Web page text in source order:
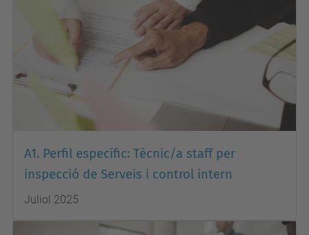
A1. Perfil específic: Tècnic/a staff per
inspecció de Serveis i control intern
Juliol 2025